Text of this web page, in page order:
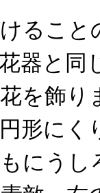
ること
器と同
を飾り
形にく
にうし